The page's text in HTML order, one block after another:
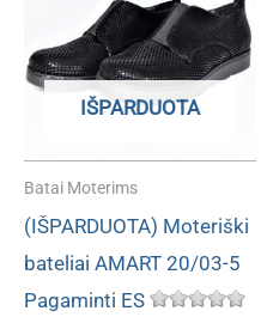
IŠPARDUOTA
Batai Moterims
(IŠPARDUOTA) Moteriški
bateliai AMART 20/03-5
Pagaminti ES